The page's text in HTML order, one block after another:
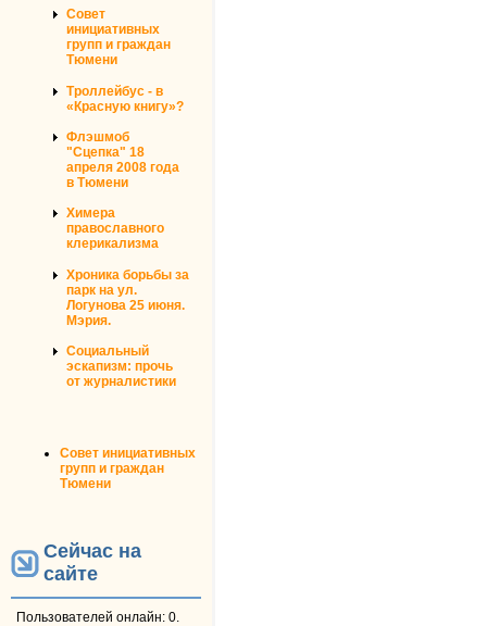
Совет
инициативных
групп и граждан
Тюмени
Троллейбус - в
«Красную книгу»?
Флэшмоб
"Сцепка" 18
апреля 2008 года
в Тюмени
Химера
православного
клерикализма
Хроника борьбы за
парк на ул.
Логунова 25 июня.
Мэрия.
Социальный
эскапизм: прочь
от журналистики
Совет инициативных
групп и граждан
Тюмени
Сейчас на
сайте
Пользователей онлайн: 0.